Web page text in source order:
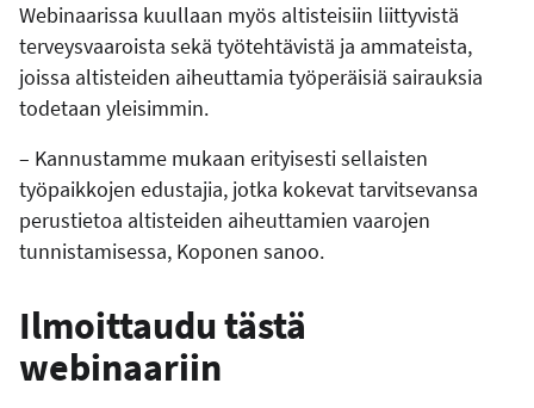
Webinaarissa kuullaan myös altisteisiin liittyvistä
terveysvaaroista sekä työtehtävistä ja ammateista,
joissa altisteiden aiheuttamia työperäisiä sairauksia
todetaan yleisimmin.
– Kannustamme mukaan erityisesti sellaisten
työpaikkojen edustajia, jotka kokevat tarvitsevansa
perustietoa altisteiden aiheuttamien vaarojen
tunnistamisessa, Koponen sanoo.
Ilmoittaudu tästä
webinaariin